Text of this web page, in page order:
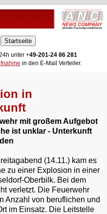
unter +49-201-24 86 281
in den E-Mail Verteiler.
in
mit großem Aufgebot
ist unklar - Unterkunft
(14.11.) kam es
zu einer Explosion in einer
Oberbilk. Bei dem
verletzt. Die Feuerwehr
Anzahl von beruflichen und
im Einsatz. Die Leitstelle